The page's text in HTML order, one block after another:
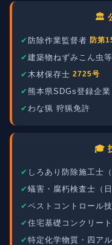
🏛️
防除作業監督者 防第
建築物ねずみこん虫
木材保存士 2725号
熊本県SDGs登録企業
わな猟 狩猟免許
🎓
しろあり防除施工士
蟻害・腐朽検査士（
ペストコントロール
住宅基礎コンクリー
特定化学物質・四ア